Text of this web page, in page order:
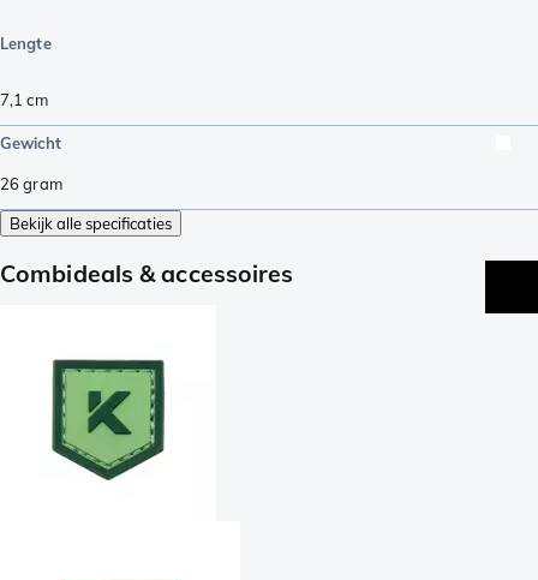
Lengte
7,1 cm
Gewicht
26gram
Bekijk alle specificaties
Combideals & accessoires